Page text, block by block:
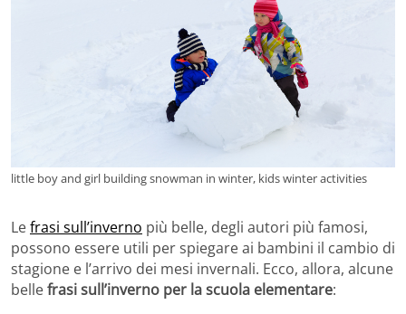
little boy and girl building snowman in winter, kids winter activities
Lefrasi sull’inverno più belle, degli autori più famosi,
possono essere utili per spiegare ai bambini il cambio di
stagione e l’arrivo dei mesi invernali. Ecco, allora, alcune
bellefrasi sull’inverno per la scuola elementare: